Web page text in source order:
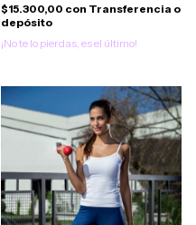
$15.300,00 con Transferencia o
depósito
¡No te lo pierdas, es el último!